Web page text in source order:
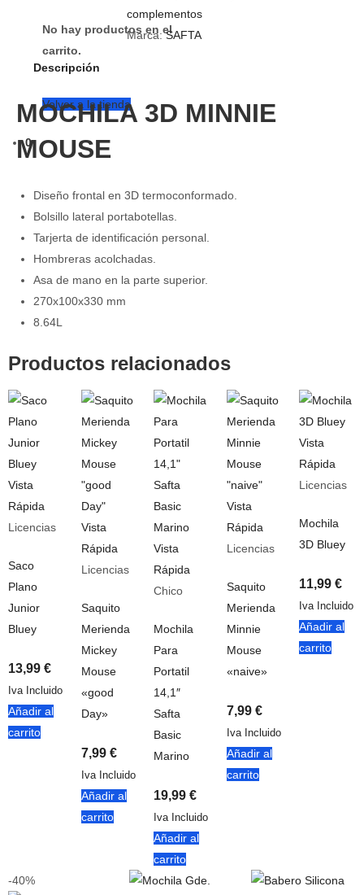
No hay productos en el
carrito.
Volver a la tienda
0
complementos
Marca:SAFTA
Descripción
MOCHILA 3D MINNIE
MOUSE
Diseño frontal en 3D termoconformado.
Bolsillo lateral portabotellas.
Tarjerta de identificación personal.
Hombreras acolchadas.
Asa de mano en la parte superior.
270x100x330 mm
8.64L
Productos relacionados
Vista
Rápida
Licencias
Saco
Plano
Junior
Bluey
13,99 €
Iva Incluido
Añadir al
carrito
Vista
Rápida
Licencias
Saquito
Merienda
Mickey
Mouse
«good
Day»
7,99 €
Iva Incluido
Añadir al
carrito
Vista
Rápida
Chico
Mochila
Para
Portatil
14,1″
Safta
Basic
Marino
19,99€
Iva Incluido
Añadir al
carrito
Vista
Rápida
Licencias
Saquito
Merienda
Minnie
Mouse
«naive»
7,99 €
Iva Incluido
Añadir al
carrito
Vista
Rápida
Licencias
Mochila
3D Bluey
11,99€
Iva Incluido
Añadir al
carrito
-40%